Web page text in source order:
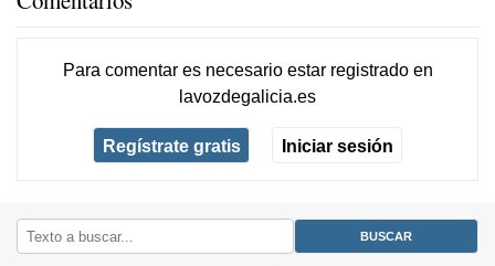
Para comentar es necesario estar registradoen
lavozdegalicia.es
Regístrate gratis Iniciar sesión